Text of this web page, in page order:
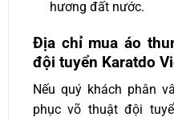
hương đất nước.
Địa chỉ mua áo
đội tuyển Karatdo
Nếu quý khách phân
phục võ thuật đội